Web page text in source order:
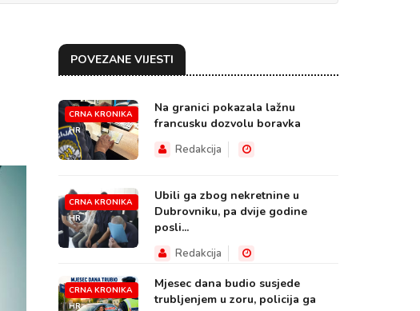
POVEZANE VIJESTI
CRNA KRONIKA
HR
Na granici pokazala lažnu
francusku dozvolu boravka
Redakcija
CRNA KRONIKA
HR
Ubili ga zbog nekretnine u
Dubrovniku, pa dvije godine
posli...
Redakcija
CRNA KRONIKA
HR
Mjesec dana budio susjede
trubljenjem u zoru, policija ga